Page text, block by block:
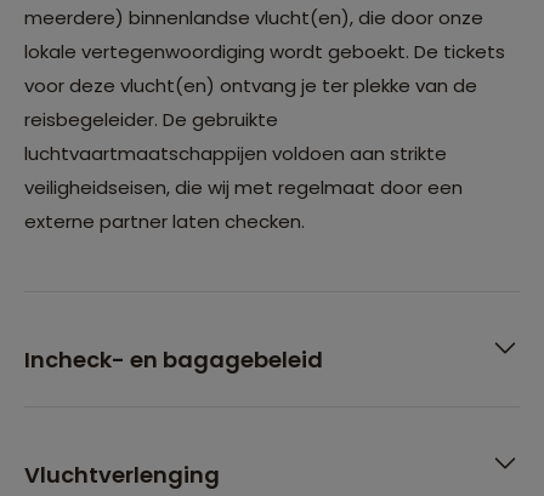
meerdere) binnenlandse vlucht(en), die door onze
lokale vertegenwoordiging wordt geboekt. De tickets
voor deze vlucht(en) ontvang je ter plekke van de
reisbegeleider. De gebruikte
luchtvaartmaatschappijen voldoen aan strikte
veiligheidseisen, die wij met regelmaat door een
externe partner laten checken.
Incheck- en bagagebeleid
Vluchtverlenging